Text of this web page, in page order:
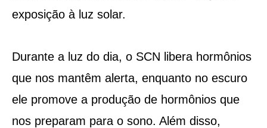
exposição à luz solar.
Durante a luz do dia, o SCN libera hormônios
que nos mantêm alerta, enquanto no escuro
ele promove a produção de hormônios que
nos preparam para o sono. Além disso,